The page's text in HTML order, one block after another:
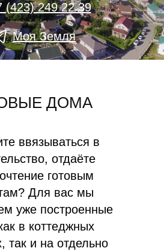
(423) 249 22 39
Моя Земля
ДОМА
ввязываться в
отдаёте
готовым
Для вас мы
уже построенные
в коттеджных
так и на отдельно